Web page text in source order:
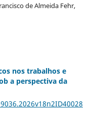
de Almeida Fehr,
nos trabalhos e
a perspectiva da